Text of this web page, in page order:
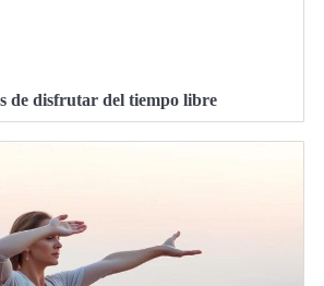
de disfrutar del tiempo libre